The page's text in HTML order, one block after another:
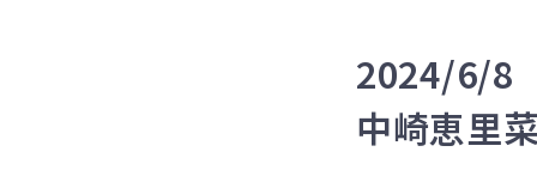
2024/6/8
中崎恵里